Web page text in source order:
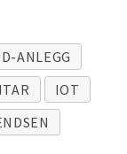
ANLEGG
IOT